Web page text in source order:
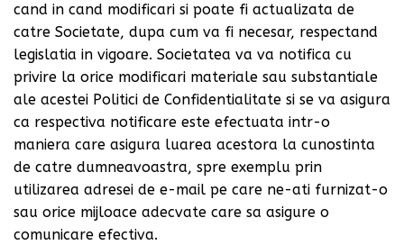
cand in cand modificari si poate fi actualizata de
catre Societate, dupa cum va fi necesar, respectand
legislatia in vigoare. Societatea va va notifica cu
privire la orice modificari materiale sau substantiale
ale acestei Politici de Confidentialitate si se va asigura
ca respectiva notificare este efectuata intr-o
maniera care asigura luarea acestora la cunostinta
de catre dumneavoastra, spre exemplu prin
utilizarea adresei de e-mail pe care ne-ati furnizat-o
sau orice mijloace adecvate care sa asigure o
comunicare efectiva.